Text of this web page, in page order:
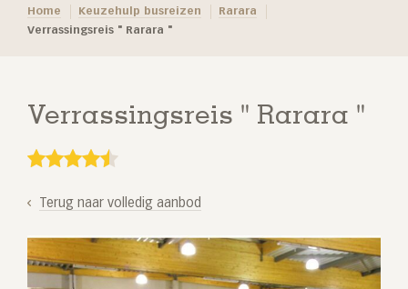
Home Keuzehulp busreizen
Rarara
Verrassingsreis " Rarara "
Verrassingsreis " Rarara "
Terug naar volledig aanbod